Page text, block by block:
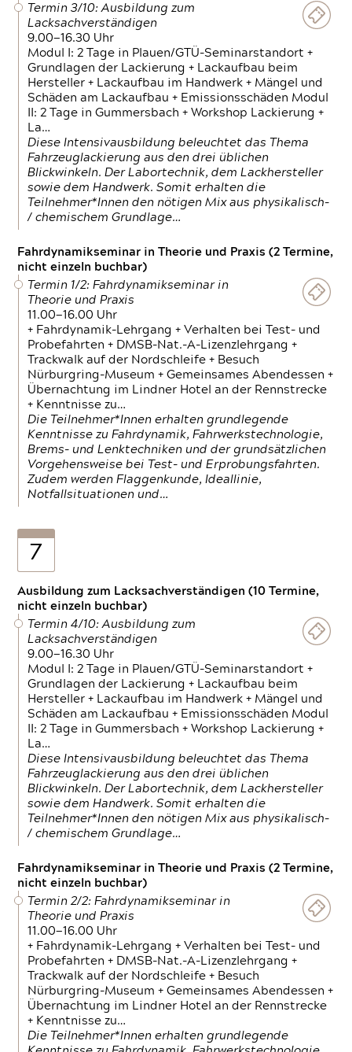
Termin 3/10: Ausbildung zum
Lacksachverständigen
9.00—16.30 Uhr
Modul I: 2 Tage in Plauen/GTÜ-Seminarstandort +
Grundlagen der Lackierung + Lackaufbau beim
Hersteller + Lackaufbau im Handwerk + Mängel und
Schäden am Lackaufbau + Emissionsschäden Modul
II: 2 Tage in Gummersbach + Workshop Lackierung +
La…
Diese Intensivausbildung beleuchtet das Thema
Fahrzeuglackierung aus den drei üblichen
Blickwinkeln. Der Labortechnik, dem Lackhersteller
sowie dem Handwerk. Somit erhalten die
Teilnehmer*Innen den nötigen Mix aus physikalisch-
/ chemischem Grundlage…
Fahrdynamikseminar in Theorie und Praxis (2 Termine,
nicht einzeln buchbar)
Termin 1/2: Fahrdynamikseminar in
Theorie und Praxis
11.00—16.00 Uhr
+ Fahrdynamik-Lehrgang + Verhalten bei Test- und
Probefahrten + DMSB-Nat.-A-Lizenzlehrgang +
Trackwalk auf der Nordschleife + Besuch
Nürburgring-Museum + Gemeinsames Abendessen +
Übernachtung im Lindner Hotel an der Rennstrecke
+ Kenntnisse zu…
Die Teilnehmer*Innen erhalten grundlegende
Kenntnisse zu Fahrdynamik, Fahrwerkstechnologie,
Brems- und Lenktechniken und der grundsätzlichen
Vorgehensweise bei Test- und Erprobungsfahrten.
Zudem werden Flaggenkunde, Ideallinie,
Notfallsituationen und…
7
Ausbildung zum Lacksachverständigen (10 Termine,
nicht einzeln buchbar)
Termin 4/10: Ausbildung zum
Lacksachverständigen
9.00—16.30 Uhr
Modul I: 2 Tage in Plauen/GTÜ-Seminarstandort +
Grundlagen der Lackierung + Lackaufbau beim
Hersteller + Lackaufbau im Handwerk + Mängel und
Schäden am Lackaufbau + Emissionsschäden Modul
II: 2 Tage in Gummersbach + Workshop Lackierung +
La…
Diese Intensivausbildung beleuchtet das Thema
Fahrzeuglackierung aus den drei üblichen
Blickwinkeln. Der Labortechnik, dem Lackhersteller
sowie dem Handwerk. Somit erhalten die
Teilnehmer*Innen den nötigen Mix aus physikalisch-
/ chemischem Grundlage…
Fahrdynamikseminar in Theorie und Praxis (2 Termine,
nicht einzeln buchbar)
Termin 2/2: Fahrdynamikseminar in
Theorie und Praxis
11.00—16.00 Uhr
+ Fahrdynamik-Lehrgang + Verhalten bei Test- und
Probefahrten + DMSB-Nat.-A-Lizenzlehrgang +
Trackwalk auf der Nordschleife + Besuch
Nürburgring-Museum + Gemeinsames Abendessen +
Übernachtung im Lindner Hotel an der Rennstrecke
+ Kenntnisse zu…
Die Teilnehmer*Innen erhalten grundlegende